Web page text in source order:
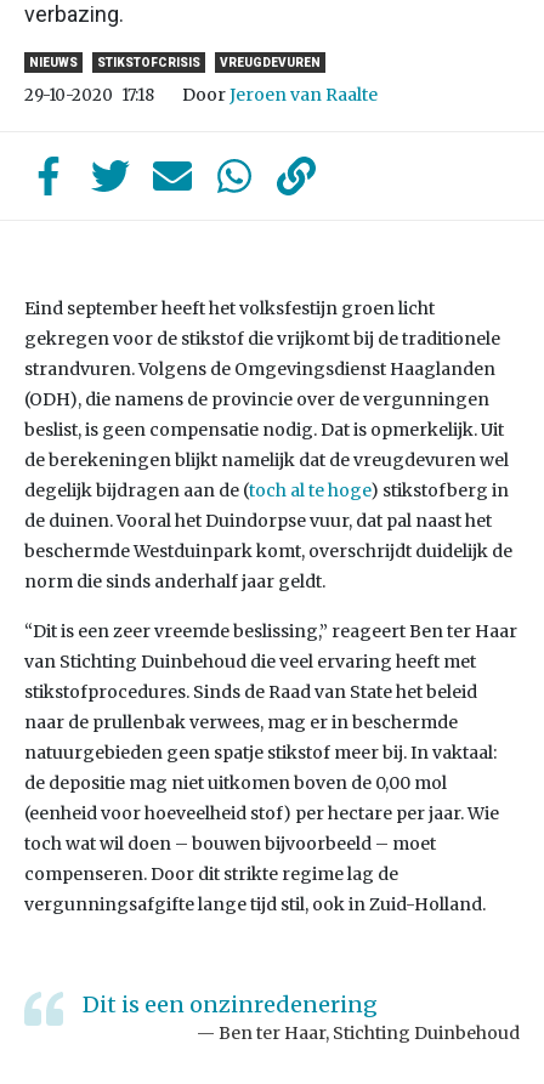
verbazing.
NIEUWS STIKSTOFCRISIS VREUGDEVUREN
29-10-2020 17:18 DoorJeroen van Raalte
Eind september heeft het volksfestijn groen licht
gekregen voor de stikstof die vrijkomt bij de traditionele
strandvuren. Volgens de Omgevingsdienst Haaglanden
(ODH), die namens de provincie over de vergunningen
beslist, is geen compensatie nodig. Dat is opmerkelijk. Uit
de berekeningen blijkt namelijk dat de vreugdevuren wel
degelijk bijdragen aan de (toch al te hoge) stikstofberg in
de duinen. Vooral het Duindorpse vuur, dat pal naast het
beschermde Westduinpark komt, overschrijdt duidelijk de
norm die sinds anderhalf jaar geldt.
“Dit is een zeer vreemde beslissing,” reageert Ben ter Haar
van Stichting Duinbehoud die veel ervaring heeft met
stikstofprocedures. Sinds de Raad van State het beleid
naar de prullenbak verwees, mag er in beschermde
natuurgebieden geen spatje stikstof meer bij. In vaktaal:
de depositie mag niet uitkomen boven de 0,00 mol
(eenheid voor hoeveelheid stof) per hectare per jaar. Wie
toch wat wil doen – bouwen bijvoorbeeld – moet
compenseren. Door dit strikte regime lag de
vergunningsafgifte lange tijd stil, ook in Zuid-Holland.
Dit is een onzinredenering
Ben ter Haar, Stichting Duinbehoud